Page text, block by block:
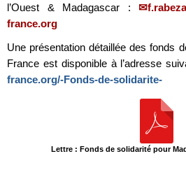
l’Ouest & Madagascar :
france.org
Une présentation détaillée des fonds
France est disponible à l’adresse
france.org/-Fonds-de-solidarite-
Lettre : Fonds de solidarité pour